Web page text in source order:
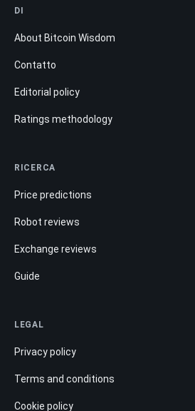
DI
About Bitcoin Wisdom
Contatto
Editorial policy
Ratings methodology
RICERCA
Price predictions
Robot reviews
Exchange reviews
Guide
LEGAL
Privacy policy
Terms and conditions
Cookie policy